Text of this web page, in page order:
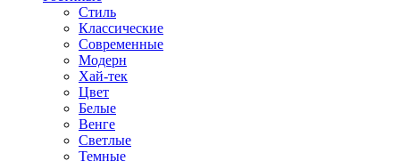
Стиль
Классические
Современные
Модерн
Хай-тек
Цвет
Белые
Венге
Светлые
Темные